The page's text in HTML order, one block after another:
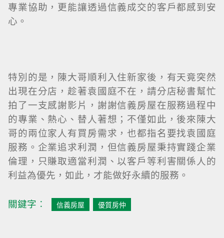
專業協助，更能讓透過信義成交的客戶都感到安
心。
特別的是，陳大哥順利入住新家後，有天竟突然
出現在分店，趁著袁國庭不在，請分店秘書幫忙
拍了一支感謝影片，謝謝信義房屋在服務過程中
的專業、熱心、替人著想；不僅如此，後來陳大
哥的兩位家人有買房需求，也都指名要找袁國庭
服務。企業追求利潤，但信義房屋秉持實踐企業
倫理，只賺取適當利潤、以客戶等利害關係人的
利益為優先，如此，才能做好永續的服務。
關鍵字︰ 信義房屋 優質房仲